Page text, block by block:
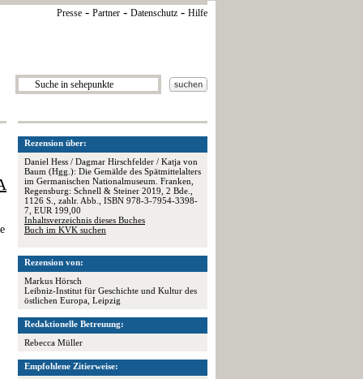
Presse - Partner - Datenschutz - Hilfe
Rezension über:
Daniel Hess / Dagmar Hirschfelder / Katja von
Baum (Hgg.): Die Gemälde des Spätmittelalters
im Germanischen Nationalmuseum. Franken,
Regensburg: Schnell & Steiner 2019, 2 Bde.,
1126 S., zahlr. Abb., ISBN 978-3-7954-3398-
7, EUR 199,00
Inhaltsverzeichnis dieses Buches
Buch im KVK suchen
Rezension von:
Markus Hörsch
Leibniz-Institut für Geschichte und Kultur des
östlichen Europa, Leipzig
Redaktionelle Betreuung:
Rebecca Müller
Empfohlene Zitierweise: